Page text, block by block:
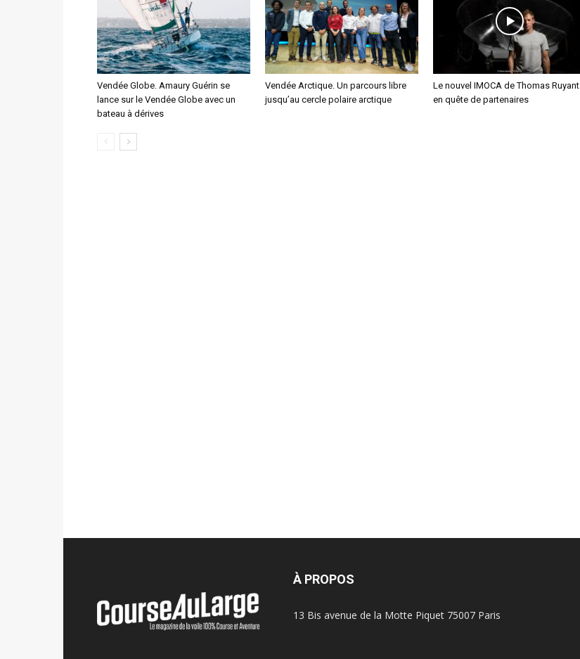
Vendée Globe. Amaury Guérin se
lance sur le Vendée Globe avec un
bateau à dérives
Vendée Arctique. Un parcours libre
jusqu’au cercle polaire arctique
Le nouvel IMOCA de Thomas Ruyant
en quête de partenaires
À PROPOS
13 Bis avenue de la Motte Piquet 75007 Paris